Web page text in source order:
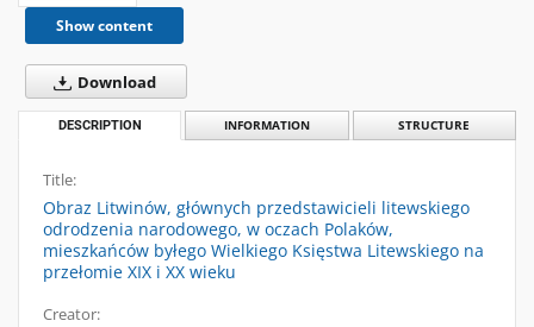
Show content
Download
DESCRIPTION INFORMATION STRUCTURE
Title:
Obraz Litwinów, głównych przedstawicieli litewskiego
odrodzenia narodowego, w oczach Polaków,
mieszkańców byłego Wielkiego Księstwa Litewskiego na
przełomie XIX i XX wieku
Creator: